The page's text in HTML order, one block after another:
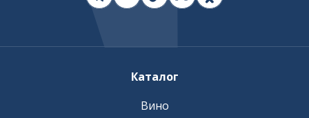
Каталог
Вино